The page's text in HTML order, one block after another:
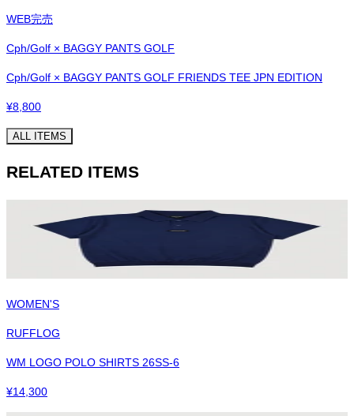
WEB完売
Cph/Golf × BAGGY PANTS GOLF
Cph/Golf × BAGGY PANTS GOLF FRIENDS TEE JPN EDITION
¥8,800
ALL ITEMS
RELATED ITEMS
WOMEN'S
RUFFLOG
WM LOGO POLO SHIRTS 26SS-6
¥14,300